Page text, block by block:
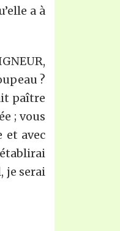
a à
?
paître
; vous
et avec
je serai